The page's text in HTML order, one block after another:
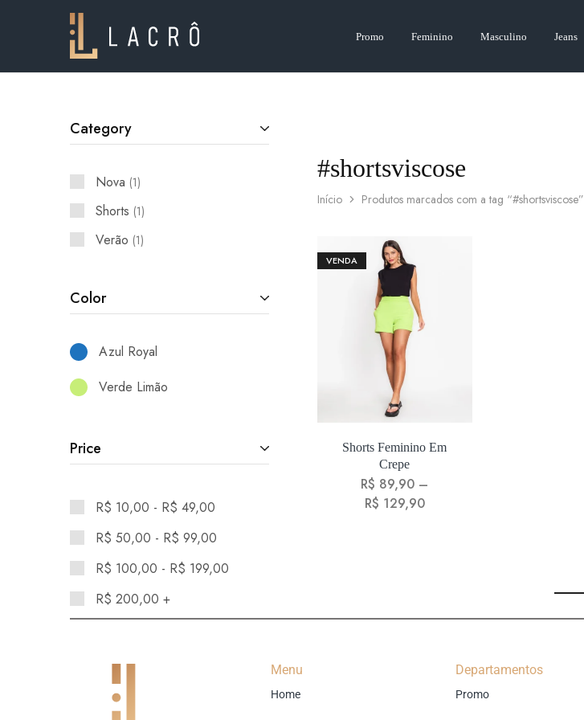
Lacrô
Wear
Promo Feminino Masculino Jeans
#shortsviscose
Início Produtos marcados com a tag “#shortsviscose”
VENDA
Shorts Feminino Em
Crepe
R$ 89,90 –
R$ 129,90
Category
Nova 1
Shorts 1
Verão 1
Color
Azul Royal
Verde Limão
Price
R$ 10,00 - R$ 49,00
R$ 50,00 - R$ 99,00
R$ 100,00 - R$ 199,00
R$ 200,00 +
Menu
Home
Departamentos
Promo